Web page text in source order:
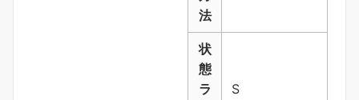
法
状
態
ラ
S